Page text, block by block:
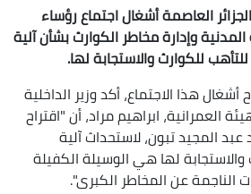
العاصمة أشغال اجتماع رؤساء
وإدارة مخاطر الكوارث بشأن آلية
للكوارث والاستجابة لها.
هذا الاجتماع، أكد وزير الداخلية
العمرانية، ابراهيم مراد، أن "اقتراح
المجيد تبون، لاستحداث آلية
لها هي الوسيلة الكفيلة
عن المخاطر الكبرى".